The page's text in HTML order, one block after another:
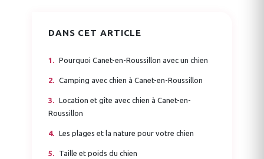
DANS CET ARTICLE
Pourquoi Canet-en-Roussillon avec un chien
Camping avec chien à Canet-en-Roussillon
Location et gîte avec chien à Canet-en-
Roussillon
Les plages et la nature pour votre chien
Taille et poids du chien